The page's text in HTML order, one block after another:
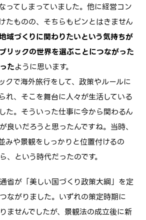
ってしまっていました。他に経営コン
たものの、そちらもピンとはきません
域づくりに関わりたいという気持ちが
リックの世界を選ぶことにつながった
たように思います。
クで海外旅行をして、政策やルールに
れ、そこを舞台に人々が生活している
た。そういった仕事に今から関わるん
良いだろうと思ったんですね。当時、
みや景観をしっかりと位置付けるの
、という時代だったのです。
省が「美しい国づくり政策大綱」を定
ながりました。いずれの策定時期に
ませんでしたが、景観法の成立後に新